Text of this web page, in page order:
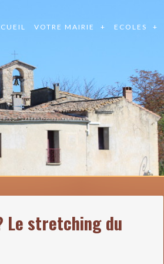
VOTRE MAIRIE ECOLES
Le stretching du